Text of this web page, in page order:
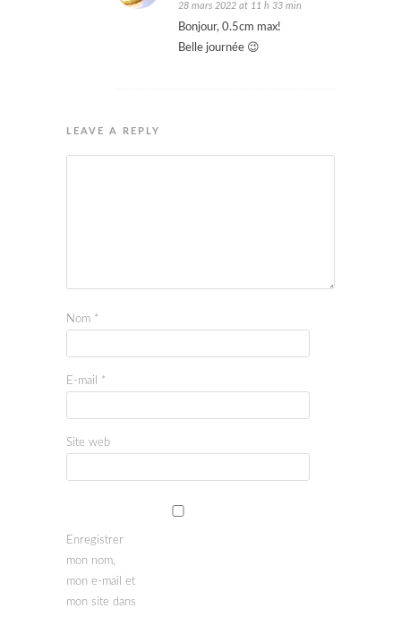
28 mars 2022 at 11 h 33 min
Bonjour, 0.5cm max!
Belle journée 😉
LEAVE A REPLY
Nom *
E-mail *
Site web
Enregistrer
mon nom,
mon e-mail et
mon site dans